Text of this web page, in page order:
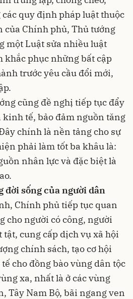
quy định pháp luật thuộc
của Chính phủ, Thủ tướng
một Luật sửa nhiều luật
khắc phục những bất cập
trước yêu cầu đổi mới,
cũng đề nghị tiếp tục đẩy
kinh tế, bảo đảm nguồn tăng
chính là nền tảng cho sự
phải làm tốt ba khâu là:
nhân lực và đặc biệt là
đời sống của người dân
Chính phủ tiếp tục quan
cho người có công, người
cung cấp dịch vụ xã hội
chính sách, tạo cơ hội
cho đồng bào vùng dân tộc
xa, nhất là ở các vùng
Tây Nam Bộ, bãi ngang ven